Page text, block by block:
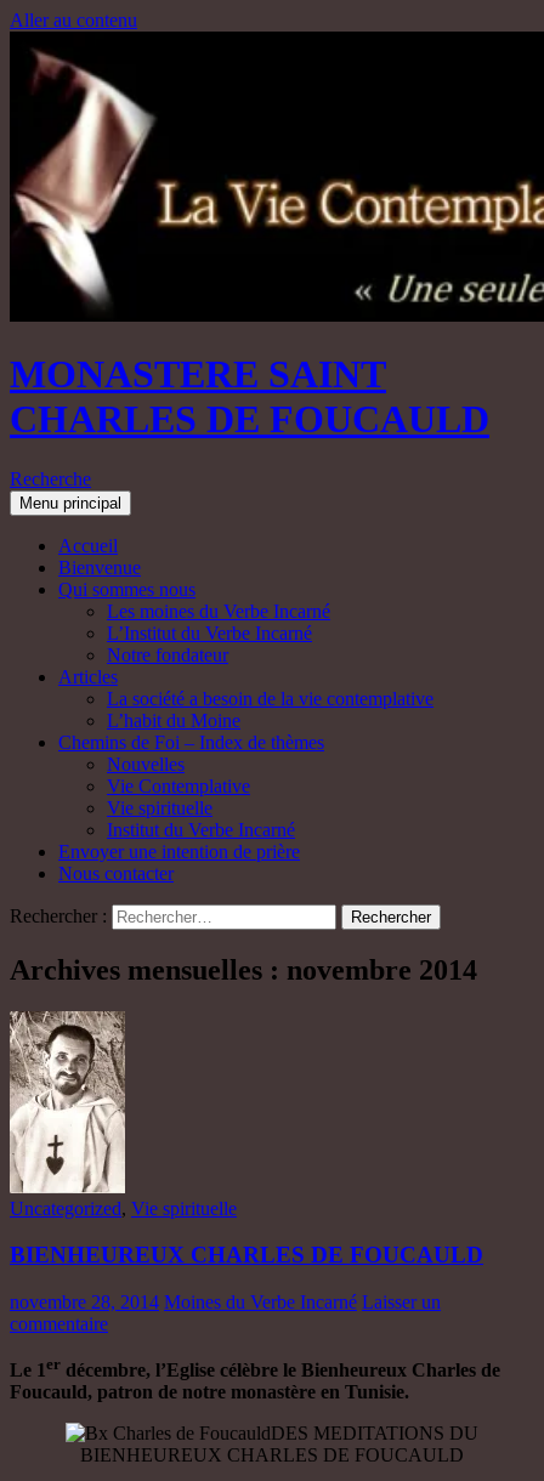
Aller au contenu
MONASTERE SAINT
CHARLES DE FOUCAULD
Recherche
Menu principal
Accueil
Bienvenue
Qui sommes nous
Les moines du Verbe Incarné
L’Institut du Verbe Incarné
Notre fondateur
Articles
La société a besoin de la vie contemplative
L’habit du Moine
Chemins de Foi – Index de thèmes
Nouvelles
Vie Contemplative
Vie spirituelle
Institut du Verbe Incarné
Envoyer une intention de prière
Nous contacter
Rechercher :
Archives mensuelles : novembre 2014
Uncategorized, Vie spirituelle
BIENHEUREUX CHARLES DE FOUCAULD
novembre 28, 2014 Moines du Verbe Incarné Laisser un
commentaire
Le 1er décembre, l’Eglise célèbre le Bienheureux Charles de
Foucauld, patron de notre monastère en Tunisie.
DES MEDITATIONS DU
BIENHEUREUX CHARLES DE FOUCAULD